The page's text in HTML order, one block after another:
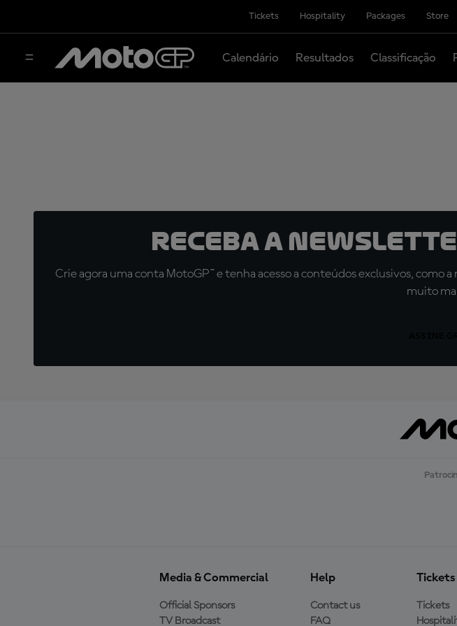
Tickets Hospitality Packages Store
Calendário Resultados Classificação
Receba a
Crie agora uma conta MotoGP™ e tenha acesso a conteúdos exclusivos, como
muito
Media & Commercial
Official Sponsors
TV Broadcast
Help
Contact us
FAQ
Tickets